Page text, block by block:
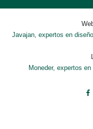
Javajan, expertos en
Moneder, expertos